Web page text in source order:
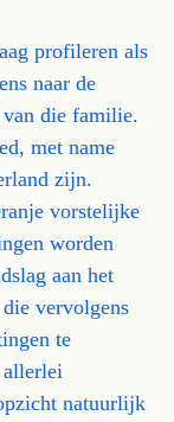
profileren als
naar de
van die familie.
met name
zijn.
vorstelijke
worden
aan het
vervolgens
te
allerlei
natuurlijk